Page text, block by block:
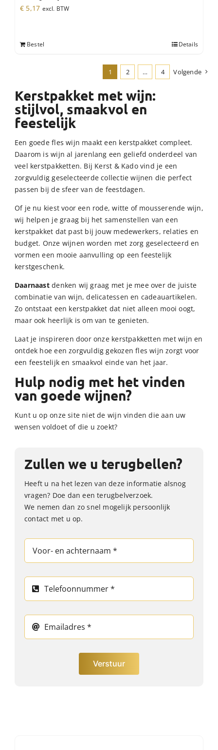
€ 5,17 excl. BTW
Bestel Details
1 2 … 4 Volgende
Kerstpakket met wijn:
stijlvol, smaakvol en
feestelijk
Een goede fles wijn maakt een kerstpakket compleet.
Daarom is wijn al jarenlang een geliefd onderdeel van
veel kerstpakketten. Bij Kerst & Kado vind je een
zorgvuldig geselecteerde collectie wijnen die perfect
passen bij de sfeer van de feestdagen.
Of je nu kiest voor een rode, witte of mousserende wijn,
wij helpen je graag bij het samenstellen van een
kerstpakket dat past bij jouw medewerkers, relaties en
budget. Onze wijnen worden met zorg geselecteerd en
vormen een mooie aanvulling op een feestelijk
kerstgeschenk.
Daarnaastdenken wij graag met je mee over de juiste
combinatie van wijn, delicatessen en cadeauartikelen.
Zo ontstaat een kerstpakket dat niet alleen mooi oogt,
maar ook heerlijk is om van te genieten.
Laat je inspireren door onze kerstpakketten met wijn en
ontdek hoe een zorgvuldig gekozen fles wijn zorgt voor
een feestelijk en smaakvol einde van het jaar.
Hulp nodig met het vinden
van goede wijnen?
Kunt u op onze site niet de wijn vinden die aan uw
wensen voldoet of die u zoekt?
Zullen we u terugbellen?
Heeft u na het lezen van deze informatie alsnog
vragen? Doe dan een terugbelverzoek.
We nemen dan zo snel mogelijk persoonlijk
contact met u op.
Verstuur